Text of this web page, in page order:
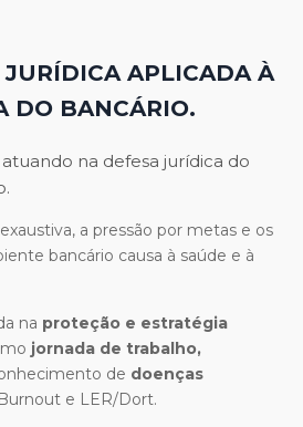
JURÍDICA APLICADA À
DO BANCÁRIO.
atuando na defesa jurídica do
a pressão por metas e os
bancário causa à saúde e à
na proteção e estratégia
jornada de trabalho,
de doenças
e LER/Dort.